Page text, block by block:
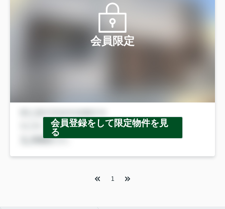
会員限定
会員登録をして限定物件を見
る
1